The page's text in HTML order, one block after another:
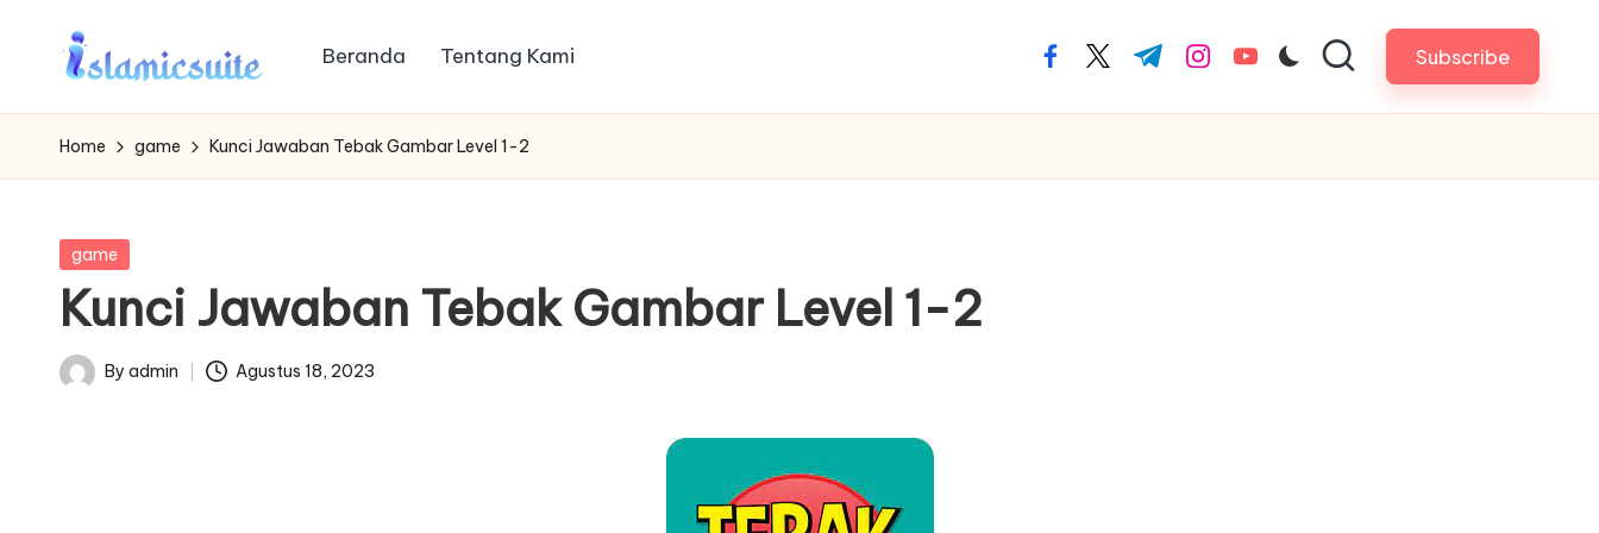
Beranda Tentang Kami facebook.com
twitter.com
t.me instagram.com
youtube.com Subscribe
Home game Kunci Jawaban Tebak Gambar Level 1-2
Posted
game
Kunci Jawaban Tebak Gambar Level 1-2
Posted
By admin Agustus 18, 2023